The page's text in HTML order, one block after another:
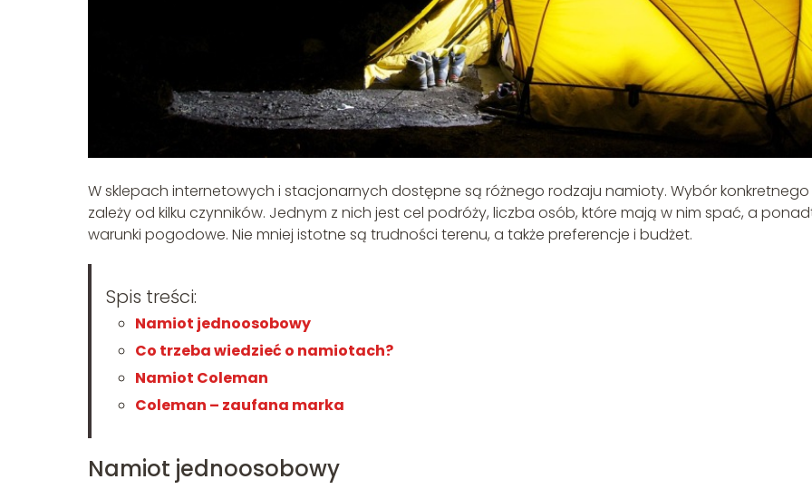
W sklepach internetowych i stacjonarnych dostępne są różnego rodzaju namioty. Wybór konkretnego
zależy od kilku czynników. Jednym z nich jest cel podróży, liczba osób, które mają w nim spać, a
warunki pogodowe. Nie mniej istotne są trudności terenu, a także preferencje i budżet.
Spis treści:
Namiot jednoosobowy
Co trzeba wiedzieć o namiotach?
Namiot Coleman
Coleman – zaufana marka
Namiot jednoosobowy